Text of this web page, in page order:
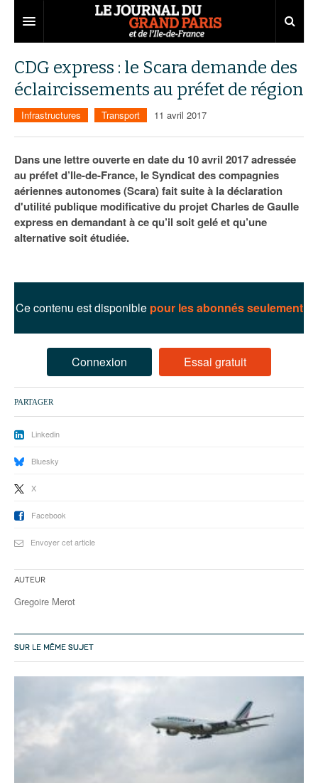
Territoires
Aménagement
Institutions
Services urbains
Entreprises
Emploi
Attractivité
Innovation
75
77
78
94
95
Carnet
Nominations
Portraits
Les Assises du Grand Paris
Éditions précédentes
Le podcast
CDG express : le Scara demande des
éclaircissements au préfet de région
Infrastructures Transport 11 avril 2017
Dans une lettre ouverte en date du 10 avril 2017 adressée
au préfet d’Ile-de-France, le Syndicat des compagnies
aériennes autonomes (Scara) fait suite à la déclaration
d'utilité publique modificative du projet Charles de Gaulle
express en demandant à ce qu’il soit gelé et qu’une
alternative soit étudiée.
Ce contenu est disponible pour les abonnés seulement
Connexion Essai gratuit
PARTAGER
Linkedin
Bluesky
X
Facebook
Envoyer cet article
Auteur
Gregoire Merot
SUR LE MÊME SUJET